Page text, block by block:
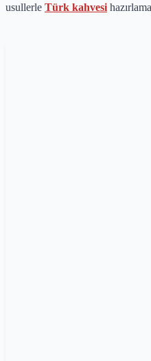
usullerle Türk kahvesi